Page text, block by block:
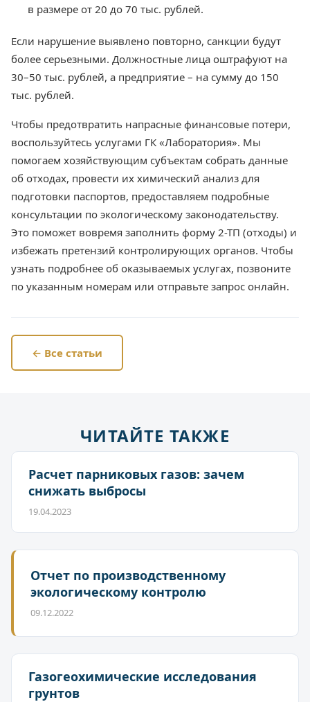
в размере от 20 до 70 тыс. рублей.
Если нарушение выявлено повторно, санкции будут
более серьезными. Должностные лица оштрафуют на
30–50 тыс. рублей, а предприятие – на сумму до 150
тыс. рублей.
Чтобы предотвратить напрасные финансовые потери,
воспользуйтесь услугами ГК «Лаборатория». Мы
помогаем хозяйствующим субъектам собрать данные
об отходах, провести их химический анализ для
подготовки паспортов, предоставляем подробные
консультации по экологическому законодательству.
Это поможет вовремя заполнить форму 2-ТП (отходы) и
избежать претензий контролирующих органов. Чтобы
узнать подробнее об оказываемых услугах, позвоните
по указанным номерам или отправьте запрос онлайн.
← Все статьи
ЧИТАЙТЕ ТАКЖЕ
Расчет парниковых газов: зачем
снижать выбросы
19.04.2023
Отчет по производственному
экологическому контролю
09.12.2022
Газогеохимические исследования
грунтов